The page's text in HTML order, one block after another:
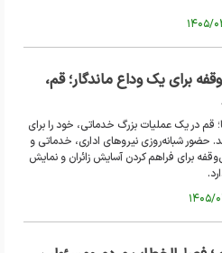
برای یک وداع ماندگار؛ قم،
قم در یک عملیات بزرگ خدماتی، خود را برای
حضور شبانه‌روزی نیرو‌های اداری، خدماتی و
برای فراهم کردن آسایش زائران و نمایش